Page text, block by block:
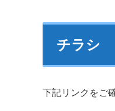
チラシ
下記リンクをご